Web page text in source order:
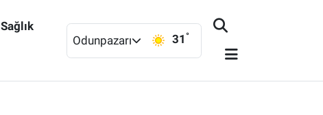
Sağlık
Odunpazarı 31 °